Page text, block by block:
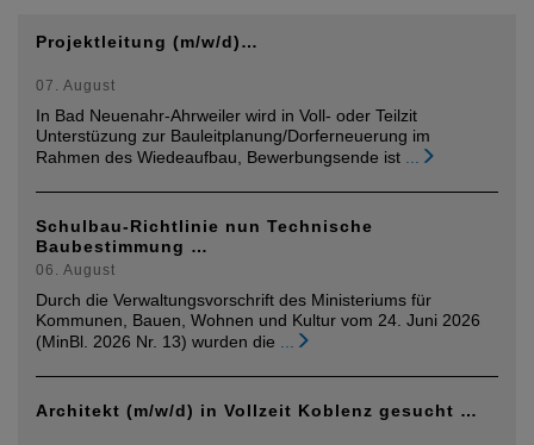
Projektleitung (m/w/d)…
07. August
In Bad Neuenahr-Ahrweiler wird in Voll- oder Teilzit
Unterstüzung zur Bauleitplanung/Dorferneuerung im
Rahmen des Wiedeaufbau, Bewerbungsende ist
Schulbau-Richtlinie nun Technische
Baubestimmung …
06. August
Durch die Verwaltungsvorschrift des Ministeriums für
Kommunen, Bauen, Wohnen und Kultur vom 24. Juni 2026
(MinBl. 2026 Nr. 13) wurden die
Architekt (m/w/d) in Vollzeit Koblenz gesucht …